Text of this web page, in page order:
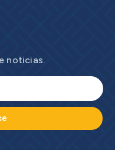
noticias.